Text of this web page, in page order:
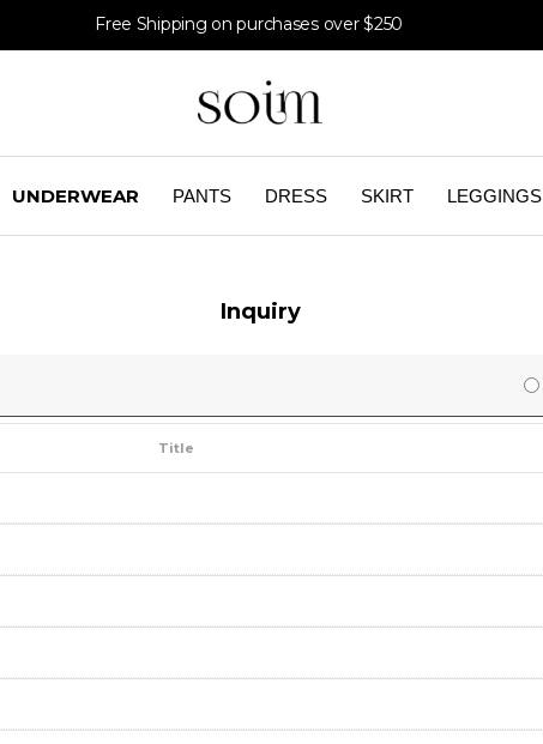
Free Shipping on purchases over $250
UNDERWEAR PANTS DRESS SKIRT LEGGINGS
Inquiry
Title